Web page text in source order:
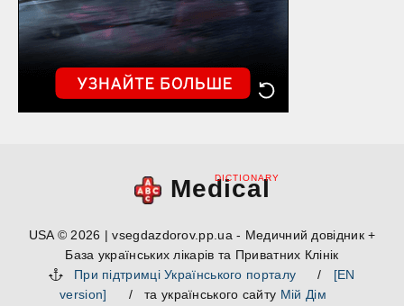
Medical
DICTIONARY
USA © 2026 | vsegdazdorov.pp.ua - Медичний довідник +
База українських лікарів та Приватних Клінік
При підтримці Українського порталу
/ [EN
version]
/ та українського сайту Мій Дім